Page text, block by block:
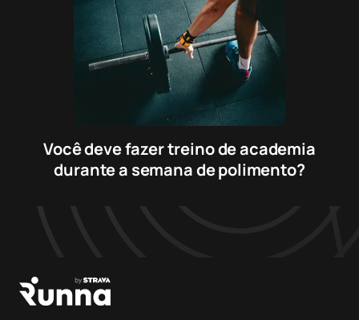
Você deve fazer treino de academia
durante a semana de polimento?